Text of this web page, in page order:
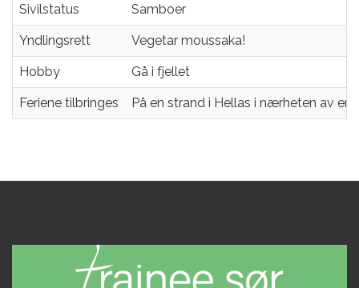
Sivilstatus Samboer
Yndlingsrett Vegetar moussaka!
Hobby Gå i fjellet
Feriene tilbringes På en strand i Hellas i nærheten av en